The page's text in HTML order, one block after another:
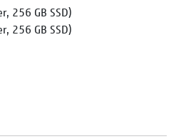
256 GB SSD)
256 GB SSD)